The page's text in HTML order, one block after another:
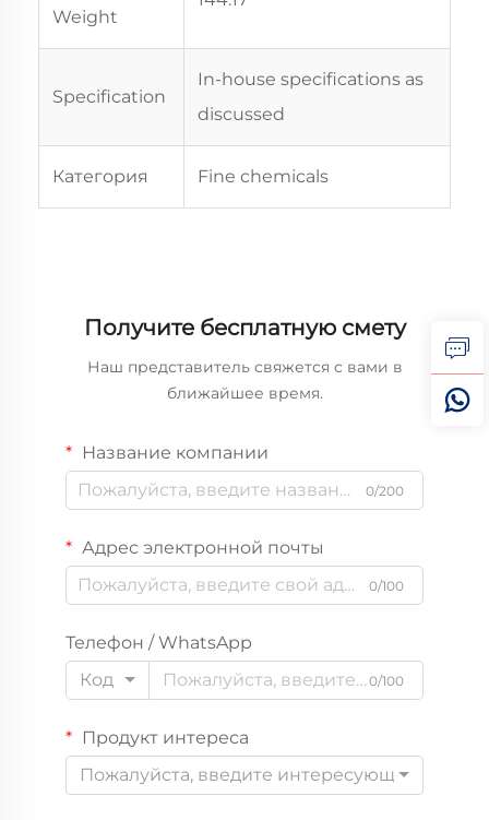
Weight
Specification
In-house specifications as
discussed
Категория Fine chemicals
Получите бесплатную смету
Наш представитель свяжется с вами в
ближайшее время.
Название компании
0/200
Адрес электронной почты
0/100
Телефон / WhatsApp
Код
0/100
Продукт интереса
Пожалуйста, введите интересующий вас